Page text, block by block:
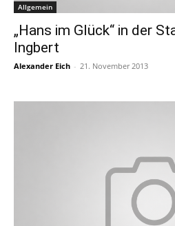
Allgemein
„Hans im Glück“ in der
Ingbert
Alexander Eich - 21. November 2013